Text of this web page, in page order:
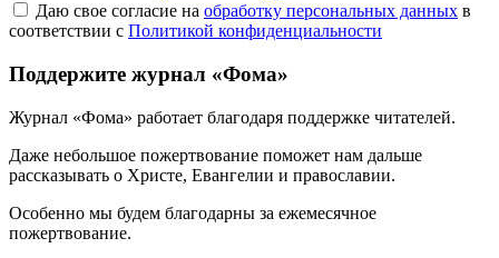
Даю свое согласие на обработку персональных данных в
соответствии с Политикой конфиденциальности
Поддержите журнал «Фома»
Журнал «Фома» работает благодаря поддержке читателей.
Даже небольшое пожертвование поможет нам дальше
рассказывать о Христе, Евангелии и православии.
Особенно мы будем благодарны за ежемесячное
пожертвование.